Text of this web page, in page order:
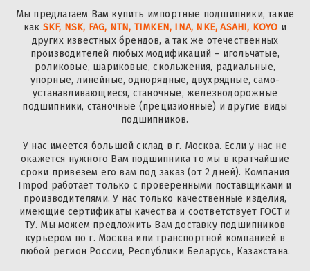
Мы предлагаем Вам купить импортные подшипники, такие
как SKF, NSK, FAG, NTN, TIMKEN, INA, NKE, ASAHI, KOYO и
других известных брендов, а так же отечественных
производителей любых модификаций – игольчатые,
роликовые, шариковые, скольжения, радиальные,
упорные, линейные, однорядные, двухрядные, само-
устанавливающиеся, станочные, железнодорожные
подшипники, станочные (прецизионные) и другие виды
подшипников.
У нас имеется большой склад в г. Москва. Если у нас не
окажется нужного Вам подшипника то мы в кратчайшие
сроки привезем его вам под заказ (от 2 дней). Компания
Impod работает только с проверенными поставщиками и
производителями. У нас только качественные изделия,
имеющие сертификаты качества и соответствует ГОСТ и
ТУ. Мы можем предложить Вам доставку подшипников
курьером по г. Москва или транспортной компанией в
любой регион России, Республики Беларусь, Казахстана.